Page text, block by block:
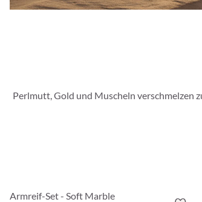
Perlmutt, Gold und Muscheln verschmelzen
Armreif-Set - Soft Marble